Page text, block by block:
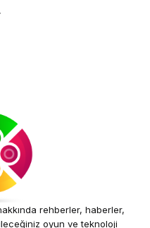
rehberler, haberler,
oyun ve teknoloji